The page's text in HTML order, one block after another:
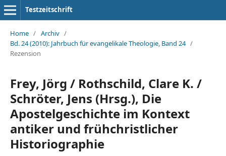
Testzeitschrift
Home / Archiv /
Bd. 24 (2010): Jahrbuch für evangelikale Theologie, Band 24 /
Rezension
Frey, Jörg / Rothschild, Clare K. /
Schröter, Jens (Hrsg.), Die
Apostelgeschichte im Kontext
antiker und frühchristlicher
Historiographie